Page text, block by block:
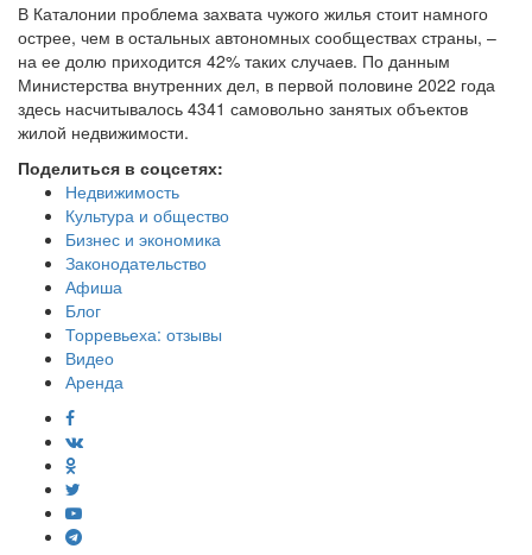
В Каталонии проблема захвата чужого жилья стоит намного
острее, чем в остальных автономных сообществах страны, –
на ее долю приходится 42% таких случаев. По данным
Министерства внутренних дел, в первой половине 2022 года
здесь насчитывалось 4341 самовольно занятых объектов
жилой недвижимости.
Поделиться в соцсетях:
Недвижимость
Культура и общество
Бизнес и экономика
Законодательство
Афиша
Блог
Торревьеха: отзывы
Видео
Аренда